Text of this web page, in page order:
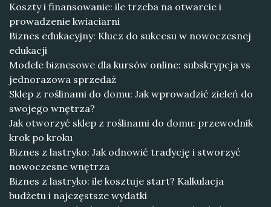
Koszty i finansowanie: ile trzeba na otwarcie i
prowadzenie kwiaciarni
Biznes edukacyjny: Klucz do sukcesu w nowoczesnej
edukacji
Modele biznesowe dla kursów online: subskrypcja vs
jednorazowa sprzedaż
Sklep z roślinami do domu: Jak wprowadzić zieleń do
swojego wnętrza?
Jak otworzyć sklep z roślinami do domu: przewodnik
krok po kroku
Biznes z lastryko: Jak odnowić tradycję i stworzyć
nowoczesne wnętrza
Biznes z lastryko: ile kosztuje start? Kalkulacja
budżetu i najczęstsze wydatki